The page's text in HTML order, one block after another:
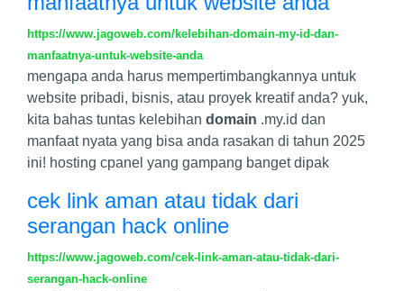
https://www.jagoweb.com/kelebihan-domain-my-id-dan-
manfaatnya-untuk-website-anda
mengapa anda harus mempertimbangkannya untuk
website pribadi, bisnis, atau proyek kreatif anda? yuk,
kita bahas tuntas kelebihan domain .my.id dan
manfaat nyata yang bisa anda rasakan di tahun 2025
ini! hosting cpanel yang gampang banget dipak
cek link aman atau tidak dari
serangan hack online
https://www.jagoweb.com/cek-link-aman-atau-tidak-dari-
serangan-hack-online